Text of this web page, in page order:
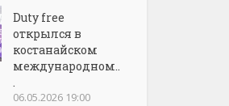
Duty free
открылся в
костанайском
международном..
.
06.05.2026 19:00